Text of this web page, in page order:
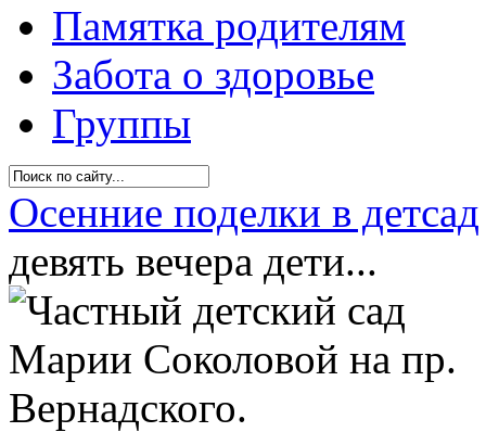
Памятка родителям
Забота о здоровье
Группы
Осенние поделки в детсад
девять вечера дети...